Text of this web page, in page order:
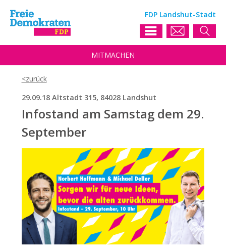
FDP Landshut-Stadt
MITMACHEN
29.09.18 Altstadt 315, 84028 Landshut
Infostand am Samstag dem 29.
September